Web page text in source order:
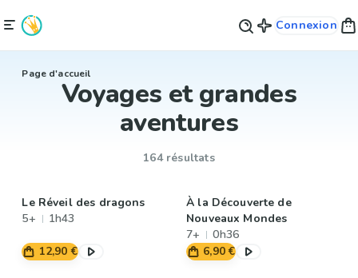
Connexion
Page d'accueil
Voyages et grandes
aventures
164 résultats
Le Réveil des dragons
5+
1h43
12,90 €
À la Découverte de
Nouveaux Mondes
7+
0h36
6,90 €